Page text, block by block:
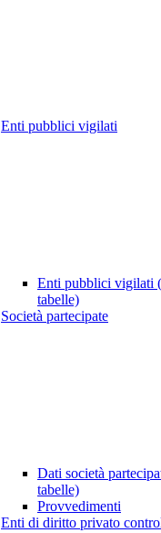
Enti pubblici vigilati
Enti pubblici vigilati
tabelle)
Società partecipate
Dati società
tabelle)
Provvedimenti
Enti di diritto privato